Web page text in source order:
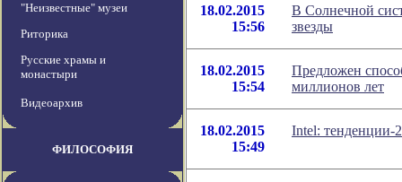
"Неизвестные" музеи
Риторика
Русские храмы и
монастыри
Видеоархив
ФИЛОСОФИЯ
18.02.2015
15:56
В Солнечной
звезды
18.02.2015
15:54
Предложен
миллионов лет
18.02.2015
15:49
Intel: тенденции-